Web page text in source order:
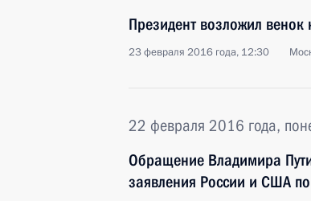
Президент возложил венок
23 февраля 2016 года, 12:30
22 февраля 2016 года,
Обращение Владимира
заявления России и США